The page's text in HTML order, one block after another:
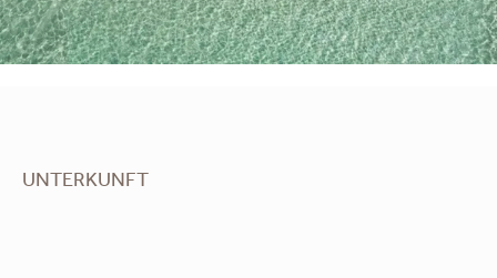
UNTERKUNFT